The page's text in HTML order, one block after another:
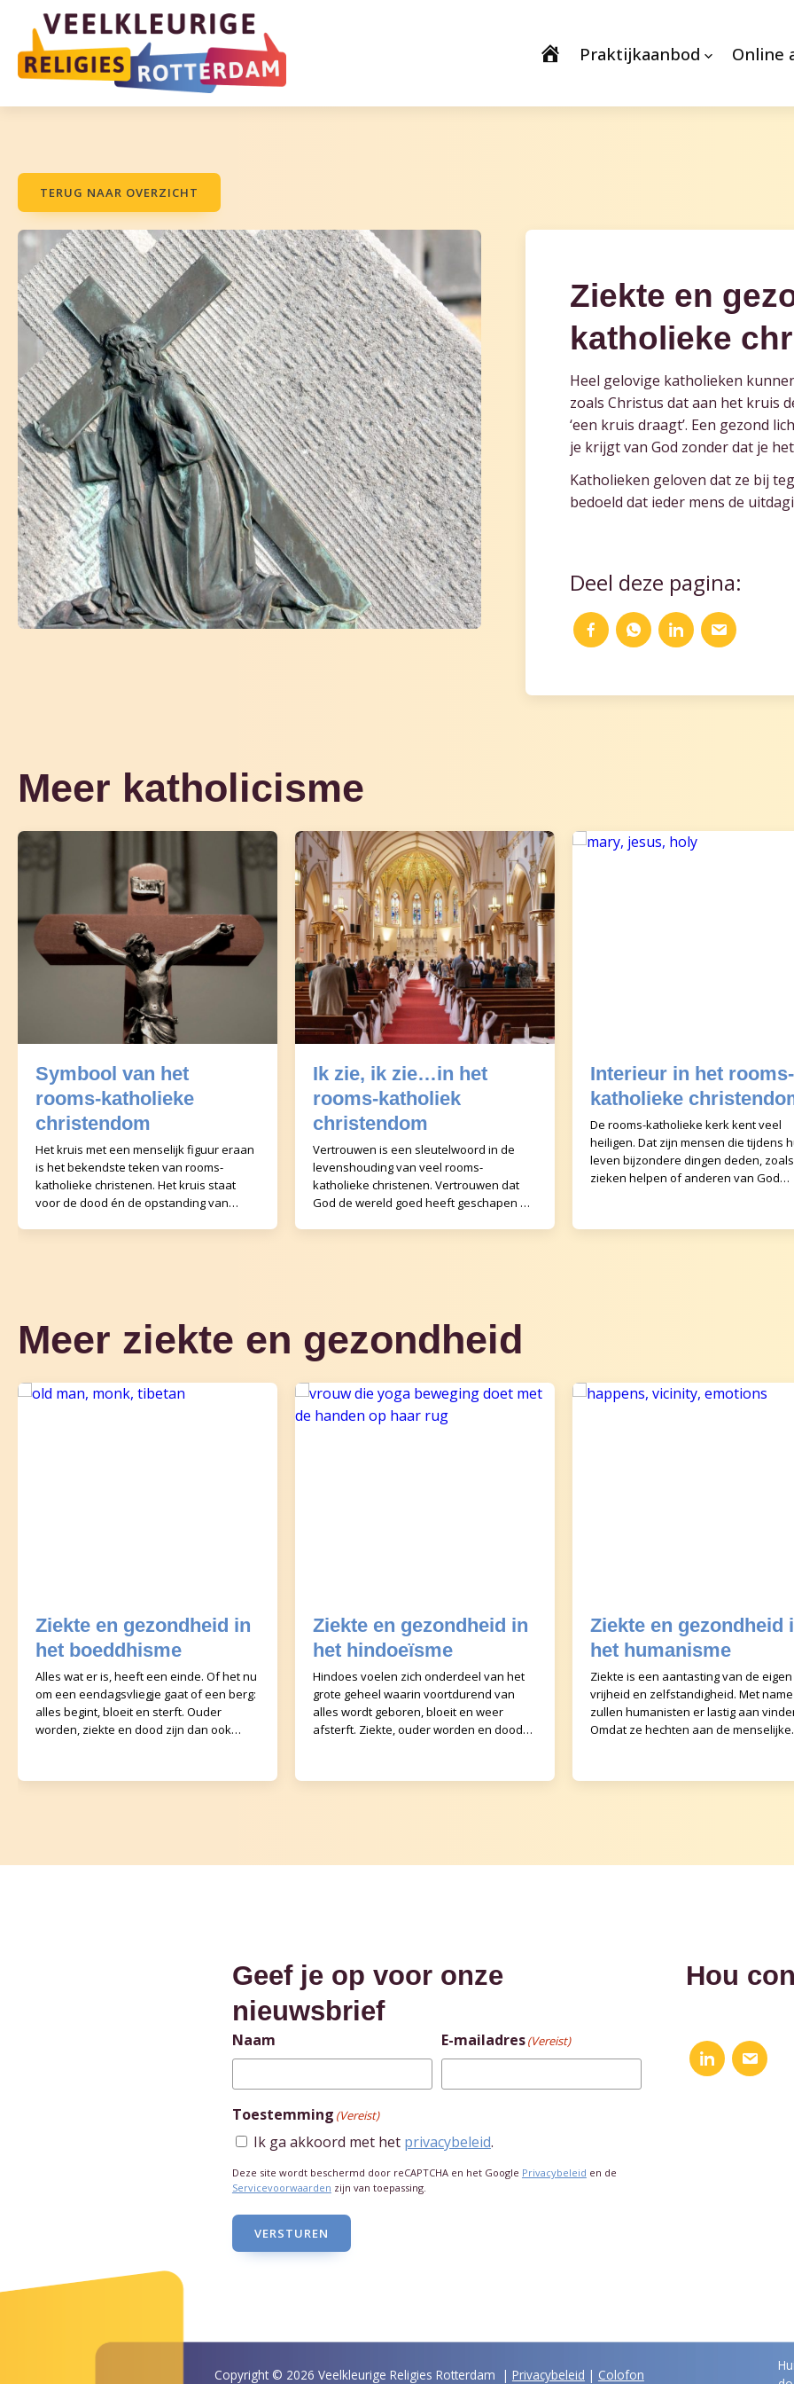
Praktijkaanbod Online
TERUG NAAR OVERZICHT
Ziekte en
katholieke
Heel gelovige katholieken
zoals Christus dat aan het kruis
‘een kruis draagt’. Een gezond
je krijgt van God zonder dat je
Katholieken geloven dat ze bij
bedoeld dat ieder mens de
Deel deze pagina:
Meer katholicisme
Symbool van het
rooms-katholieke
christendom
Het kruis met een menselijk figuur eraan
is het bekendste teken van rooms-
katholieke christenen. Het kruis staat
voor de dood én de opstanding van
Ik zie, ik zie…in het
rooms-katholiek
christendom
Vertrouwen is een sleutelwoord in de
levenshouding van veel rooms-
katholieke christenen. Vertrouwen dat
God de wereld goed heeft geschapen en
Interieur in het rooms-
katholieke
De rooms-katholieke kerk kent veel
heiligen. Dat zijn mensen die tijdens
leven bijzondere dingen deden, zoals
zieken helpen of anderen van God
Meer ziekte en gezondheid
Ziekte en gezondheid in
het boeddhisme
Alles wat er is, heeft een einde. Of het nu
om een eendagsvliegje gaat of een berg:
alles begint, bloeit en sterft. Ouder
worden, ziekte en dood zijn dan ook
Ziekte en gezondheid in
het hindoeïsme
Hindoes voelen zich onderdeel van het
grote geheel waarin voortdurend van
alles wordt geboren, bloeit en weer
afsterft. Ziekte, ouder worden en dood
Ziekte en gezondheid
het humanisme
Ziekte is een aantasting van de eigen
vrijheid en zelfstandigheid. Met
zullen humanisten er lastig aan
Omdat ze hechten aan de menselijke
Geef je op voor onze
nieuwsbrief
Naam E-mailadres(Vereist)
Toestemming (Vereist)
Ik ga akkoord met het privacybeleid.
Deze site wordt beschermd door reCAPTCHA en het Google Privacybeleid en de
Servicevoorwaarden zijn van toepassing.
VERSTUREN
Hou
Copyright © 2026 Veelkleurige Religies Rotterdam | Privacybeleid | Colofon